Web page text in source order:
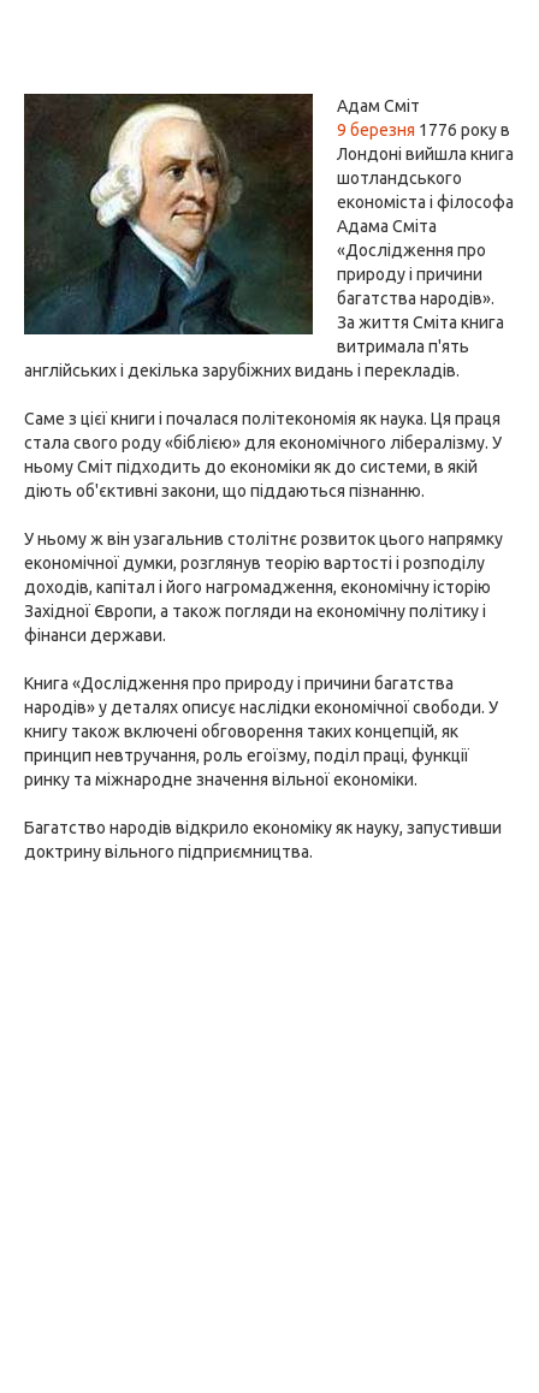
Адам Сміт
9 березня 1776 року в
Лондоні вийшла книга
шотландського
економіста і філософа
Адама Сміта
«Дослідження про
природу і причини
багатства народів».
За життя Сміта книга
витримала п'ять
англійських і декілька зарубіжних видань і перекладів.
Саме з цієї книги і почалася політекономія як наука. Ця праця
стала свого роду «біблією» для економічного лібералізму. У
ньому Сміт підходить до економіки як до системи, в якій
діють об'єктивні закони, що піддаються пізнанню.
У ньому ж він узагальнив столітнє розвиток цього напрямку
економічної думки, розглянув теорію вартості і розподілу
доходів, капітал і його нагромадження, економічну історію
Західної Європи, а також погляди на економічну політику і
фінанси держави.
Книга «Дослідження про природу і причини багатства
народів» у деталях описує наслідки економічної свободи. У
книгу також включені обговорення таких концепцій, як
принцип невтручання, роль егоїзму, поділ праці, функції
ринку та міжнародне значення вільної економіки.
Багатство народів відкрило економіку як науку, запустивши
доктрину вільного підприємництва.